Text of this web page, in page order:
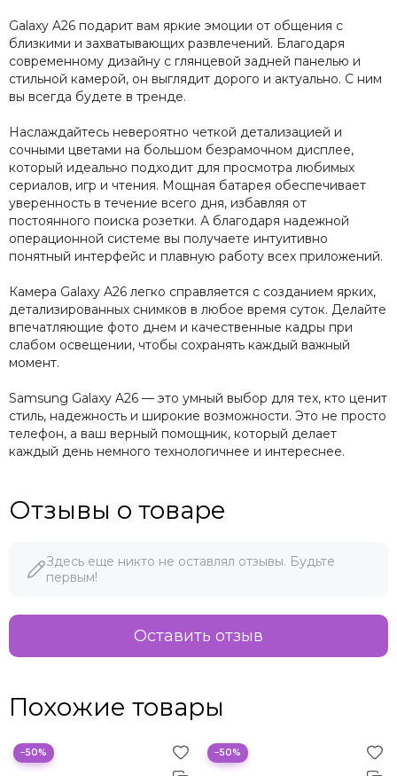
Galaxy A26 подарит вам яркие эмоции от общения с
близкими и захватывающих развлечений. Благодаря
современному дизайну с глянцевой задней панелью и
стильной камерой, он выглядит дорого и актуально. С ним
вы всегда будете в тренде.
Наслаждайтесь невероятно четкой детализацией и
сочными цветами на большом безрамочном дисплее,
который идеально подходит для просмотра любимых
сериалов, игр и чтения. Мощная батарея обеспечивает
уверенность в течение всего дня, избавляя от
постоянного поиска розетки. А благодаря надежной
операционной системе вы получаете интуитивно
понятный интерфейс и плавную работу всех приложений.
Камера Galaxy A26 легко справляется с созданием ярких,
детализированных снимков в любое время суток. Делайте
впечатляющие фото днем и качественные кадры при
слабом освещении, чтобы сохранять каждый важный
момент.
Samsung Galaxy A26 — это умный выбор для тех, кто ценит
стиль, надежность и широкие возможности. Это не просто
телефон, а ваш верный помощник, который делает
каждый день немного технологичнее и интереснее.
Отзывы о товаре
Здесь еще никто не оставлял отзывы. Будьте
первым!
Оставить отзыв
Похожие товары
−50% −50%